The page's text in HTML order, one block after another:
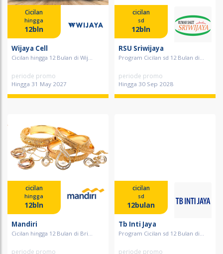
Cicilan
hingga
12bln
Wijaya Cell
Cicilan hingga 12 Bulan di Wij...
periode promo
Hingga 31 May 2027
cicilan
sd
12bln
RSU Sriwijaya
Program Cicilan sd 12 Bulan di...
periode promo
Hingga 30 Sep 2028
cicilan
hingga
12bln
Mandiri
Cicilan hingga 12 Bulan di Bri...
periode promo
cicilan
sd
12bulan
Tb Inti Jaya
Program Cicilan sd 12 Bulan di...
periode promo